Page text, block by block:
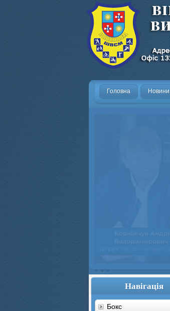
Головна Новини
Навігація
Бокс